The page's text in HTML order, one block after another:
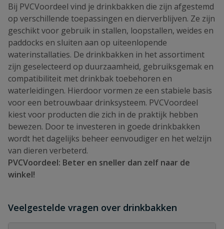
Bij PVCVoordeel vind je drinkbakken die zijn afgestemd
op verschillende toepassingen en dierverblijven. Ze zijn
geschikt voor gebruik in stallen, loopstallen, weides en
paddocks en sluiten aan op uiteenlopende
waterinstallaties. De drinkbakken in het assortiment
zijn geselecteerd op duurzaamheid, gebruiksgemak en
compatibiliteit met drinkbak toebehoren en
waterleidingen. Hierdoor vormen ze een stabiele basis
voor een betrouwbaar drinksysteem. PVCVoordeel
kiest voor producten die zich in de praktijk hebben
bewezen. Door te investeren in goede drinkbakken
wordt het dagelijks beheer eenvoudiger en het welzijn
van dieren verbeterd.
PVCVoordeel: Beter en sneller dan zelf naar de
winkel!
Veelgestelde vragen over drinkbakken